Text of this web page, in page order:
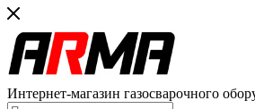
Интернет-магазин газосварочного